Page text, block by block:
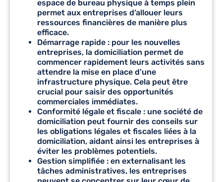
espace de bureau physique à temps plein
permet aux entreprises d’allouer leurs
ressources financières de manière plus
efficace.
Démarrage rapide : pour les nouvelles
entreprises, la domiciliation permet de
commencer rapidement leurs activités sans
attendre la mise en place d’une
infrastructure physique. Cela peut être
crucial pour saisir des opportunités
commerciales immédiates.
Conformité légale et fiscale : une société de
domiciliation peut fournir des conseils sur
les obligations légales et fiscales liées à la
domiciliation, aidant ainsi les entreprises à
éviter les problèmes potentiels.
Gestion simplifiée : en externalisant les
tâches administratives, les entreprises